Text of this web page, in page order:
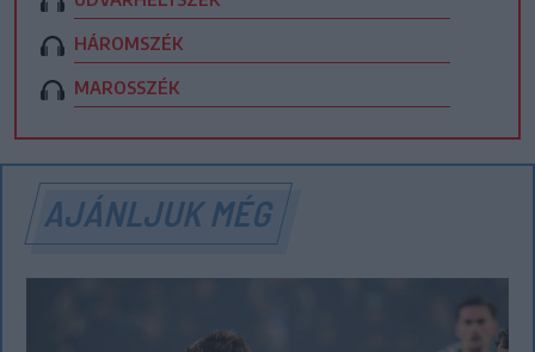
HÁROMSZÉK
MAROSSZÉK
AJÁNLJUK MÉG